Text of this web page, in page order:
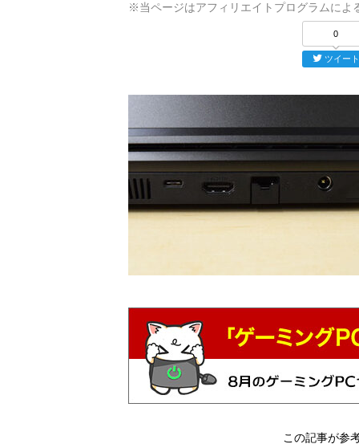
※当ページはアフィリエイトプログラムによ
0
ツイート
この記事が参